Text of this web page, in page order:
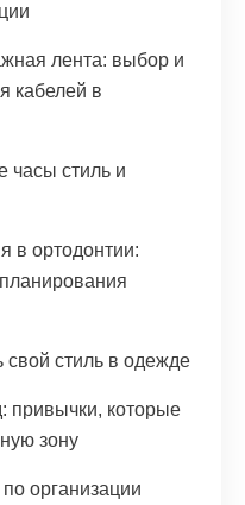
лента: выбор и
кабелей в
часы стиль и
в ортодонтии:
стиль в одежде
привычки, которые
зону
организации